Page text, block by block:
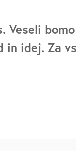
Varstvo okolja
Veseli
in idej. Za